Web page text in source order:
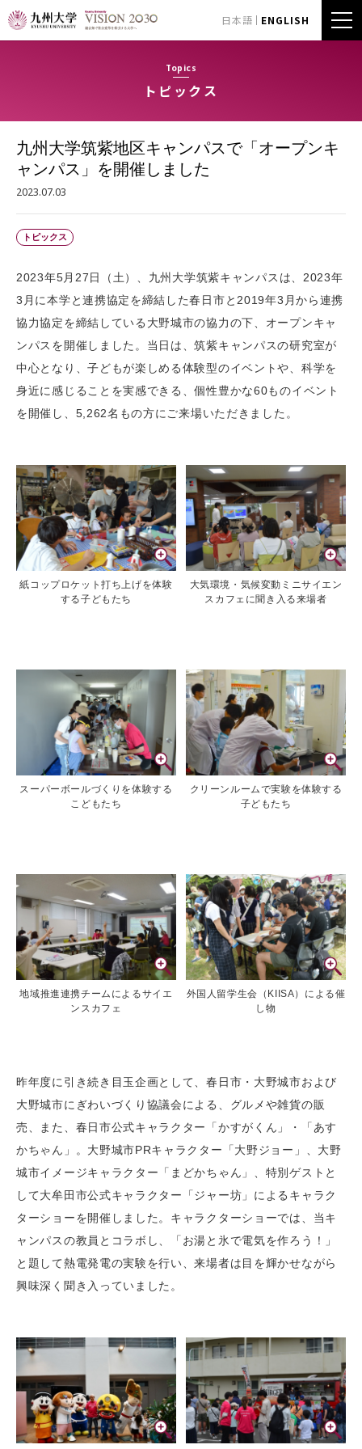
日本語 ENGLISH
Topics
トピックス
九州大学筑紫地区キャンパスで「オープンキ
ャンパス」を開催しました
2023.07.03
トピックス
2023年5月27日（土）、九州大学筑紫キャンパスは、2023年
3月に本学と連携協定を締結した春日市と2019年3月から連携
協力協定を締結している大野城市の協力の下、オープンキャ
ンパスを開催しました。当日は、筑紫キャンパスの研究室が
中心となり、子どもが楽しめる体験型のイベントや、科学を
身近に感じることを実感できる、個性豊かな60ものイベント
を開催し、5,262名もの方にご来場いただきました。
紙コップロケット打ち上げを体験
する子どもたち
大気環境・気候変動ミニサイエン
スカフェに聞き入る来場者
スーパーボールづくりを体験する
こどもたち
クリーンルームで実験を体験する
子どもたち
地域推進連携チームによるサイエ
ンスカフェ
外国人留学生会（KIISA）による催
し物
昨年度に引き続き目玉企画として、春日市・大野城市および
大野城市にぎわいづくり協議会による、グルメや雑貨の販
売、また、春日市公式キャラクター「かすがくん」・「あす
かちゃん」。大野城市PRキャラクター「大野ジョー」、大野
城市イメージキャラクター「まどかちゃん」、特別ゲストと
して大牟田市公式キャラクター「ジャー坊」によるキャラク
ターショーを開催しました。キャラクターショーでは、当キ
ャンパスの教員とコラボし、「お湯と氷で電気を作ろう！」
と題して熱電発電の実験を行い、来場者は目を輝かせながら
興味深く聞き入っていました。